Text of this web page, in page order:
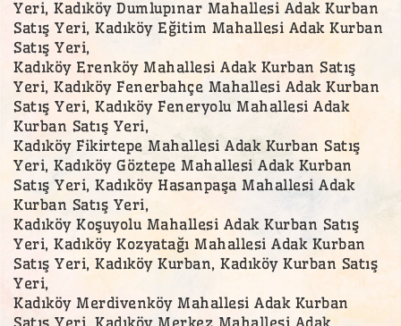
Yeri, Kadıköy Dumlupınar Mahallesi Adak Kurban
Satış Yeri, Kadıköy Eğitim Mahallesi Adak Kurban
Satış Yeri,
Kadıköy Erenköy Mahallesi Adak Kurban Satış
Yeri, Kadıköy Fenerbahçe Mahallesi Adak Kurban
Satış Yeri, Kadıköy Feneryolu Mahallesi Adak
Kurban Satış Yeri,
Kadıköy Fikirtepe Mahallesi Adak Kurban Satış
Yeri, Kadıköy Göztepe Mahallesi Adak Kurban
Satış Yeri, Kadıköy Hasanpaşa Mahallesi Adak
Kurban Satış Yeri,
Kadıköy Koşuyolu Mahallesi Adak Kurban Satış
Yeri, Kadıköy Kozyatağı Mahallesi Adak Kurban
Satış Yeri, Kadıköy Kurban, Kadıköy Kurban Satış
Yeri,
Kadıköy Merdivenköy Mahallesi Adak Kurban
Satış Yeri, Kadıköy Merkez Mahallesi Adak